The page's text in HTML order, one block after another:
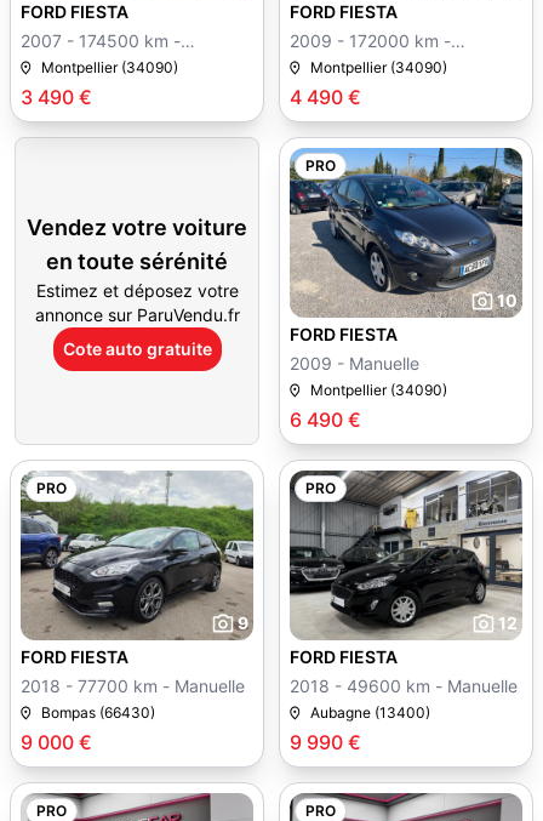
3 490 €
FORD FIESTA
2007 - 174500 km -
Manuelle
Montpellier (34090)
4 490 €
FORD FIESTA
2009 - 172000 km -
Manuelle
Montpellier (34090)
Vendez votre voiture
en toute sérénité
Estimez et déposez votre
annonce sur ParuVendu.fr
Cote auto gratuite
PRO
10
6 490 €
FORD FIESTA
2009 - Manuelle
Montpellier (34090)
PRO
9
9 000 €
FORD FIESTA
2018 - 77700 km - Manuelle
Bompas (66430)
PRO
12
9 990 €
FORD FIESTA
2018 - 49600 km - Manuelle
Aubagne (13400)
PRO PRO